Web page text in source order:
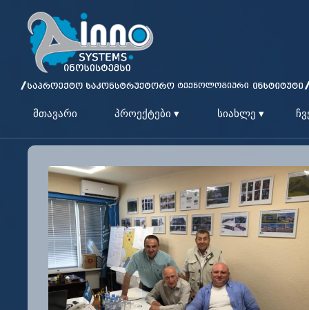
მთავარი პროექტები ▾ სიახლე ▾